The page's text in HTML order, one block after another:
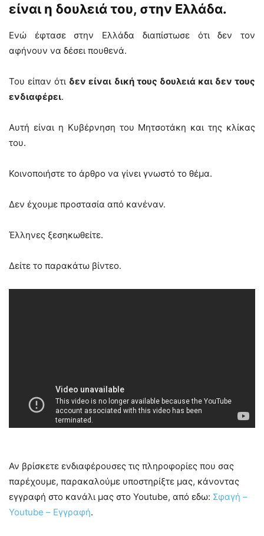
είναι η δουλειά του, στην Ελλάδα.
Ενώ έφτασε στην Ελλάδα διαπίστωσε ότι δεν τον
αφήνουν να δέσει πουθενά.
Του είπαν ότι δεν είναι δική τους δουλειά και δεν τους
ενδιαφέρει.
Αυτή είναι η Κυβέρνηση του Μητσοτάκη και της κλίκας
του.
Κοινοποιήστε το άρθρο να γίνει γνωστό το θέμα.
Δεν έχουμε προστασία από κανέναν.
Έλληνες ξεσηκωθείτε.
Δείτε το παρακάτω βίντεο.
Αν βρίσκετε ενδιαφέρουσες τις πληροφορίες που σας
παρέχουμε, παρακαλούμε υποστηρίξτε μας, κάνοντας
εγγραφή στο κανάλι μας στο Youtube, από εδω: Σφαγή –
Youtube – Εγγραφή.